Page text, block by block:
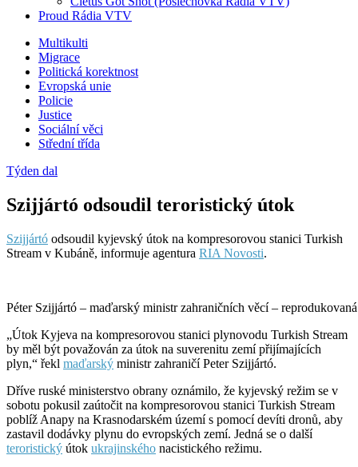
Proud Rádia VTV
Sub
menu
Multikulti
Migrace
Politická korektnost
Evropská unie
Policie
Justice
Sociální věci
Střední třída
Týden dal
Szijjártó odsoudil teroristický útok
Szijjártó odsoudil kyjevský útok na kompresorovou stanici Turkish
Stream v Kubáně, informuje agentura RIA Novosti.
Péter Szijjártó – maďarský ministr zahraničních věcí –
„Útok Kyjeva na kompresorovou stanici plynovodu Turkish Stream
by měl být považován za útok na suverenitu zemí přijímajících
plyn,“ řekl maďarský ministr zahraničí Peter Szijjártó.
Dříve ruské ministerstvo obrany oznámilo, že kyjevský režim se v
sobotu pokusil zaútočit na kompresorovou stanici Turkish Stream
poblíž Anapy na Krasnodarském území s pomocí devíti dronů, aby
zastavil dodávky plynu do evropských zemí. Jedná se o další
teroristický útok ukrajinského nacistického režimu.